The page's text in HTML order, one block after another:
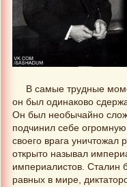
В самые трудные
он был одинаково
Он был необычайно
подчинил себе
своего врага уничтожал
открыто называл
империалистов.
равных в мире,